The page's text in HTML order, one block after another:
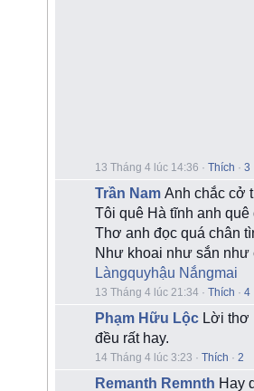
13 Tháng 4 lúc 14:36 · Thích · 3
Trần Nam Anh chắc cở
Tôi quê Hà tĩnh anh quê
Thơ anh đọc quá chân
Như khoai như sắn như
Làngquyhậu Nắngmai
13 Tháng 4 lúc 21:34 · Thích · 4
Phạm Hữu Lộc Lời thơ
đều rất hay.
14 Tháng 4 lúc 3:23 · Thích · 2
Remanth Remnth Hay